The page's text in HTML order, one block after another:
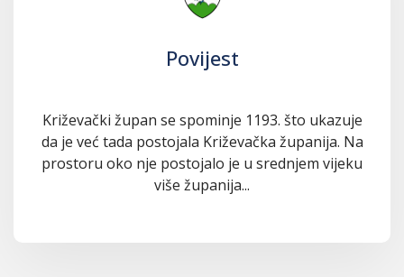
Povijest
Križevački župan se spominje 1193. što ukazuje
da je već tada postojala Križevačka županija. Na
prostoru oko nje postojalo je u srednjem vijeku
više županija...